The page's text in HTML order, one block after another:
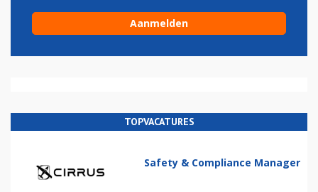
TOPVACATURES
Safety & Compliance Manager